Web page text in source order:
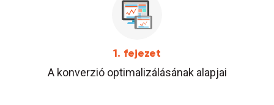
1. fejezet
A konverzió optimalizálásának alapjai